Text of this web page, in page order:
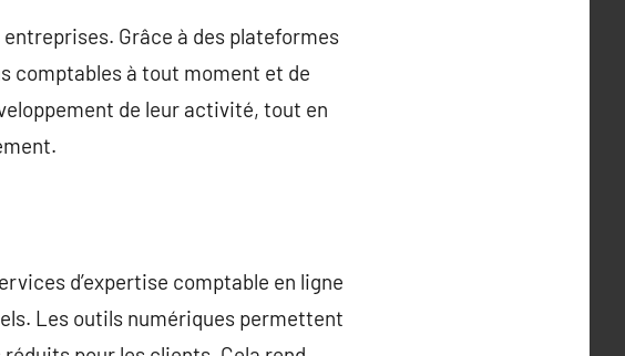
Grâce à des plateformes
comptables à tout moment et de
de leur activité, tout en
d’expertise comptable en ligne
Les outils numériques permettent